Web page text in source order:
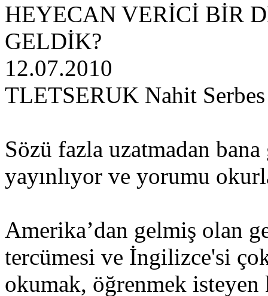
HEYECAN VERİCİ BİR
GELDİK?
12.07.2010
TLETSERUK Nahit Serbes
Sözü fazla uzatmadan
yayınlıyor ve yorumu
Amerika’dan gelmiş olan
tercümesi ve İngilizce'si
okumak, öğrenmek